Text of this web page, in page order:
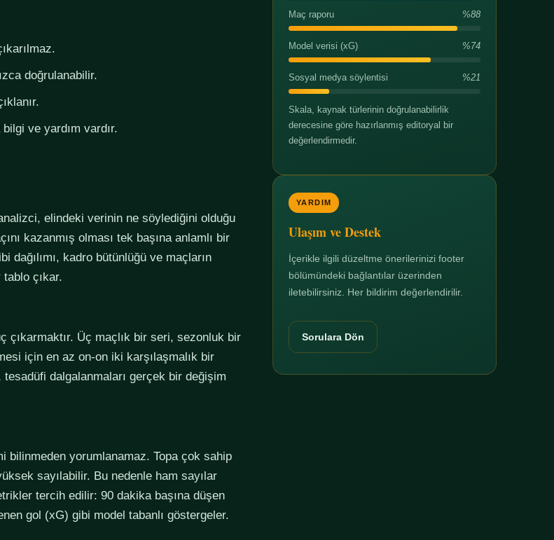
doğrulanabilir.
ve yardım vardır.
elindeki verinin ne söylediğini olduğu
kazanmış olması tek başına anlamlı bir
kadro bütünlüğü ve maçların
tablo çıkar.
çıkarmaktır. Üç maçlık bir seri, sezonluk bir
için en az on-on iki karşılaşmalık bir
dalgalanmaları gerçek bir değişim
bilinmeden yorumlanamaz. Topa çok sahip
sayılabilir. Bu nedenle ham sayılar
tercih edilir: 90 dakika başına düşen
gol (xG) gibi model tabanlı göstergeler.
Maç raporu %88
Model verisi (xG) %74
Sosyal medya söylentisi %21
Skala, kaynak türlerinin doğrulanabilirlik
derecesine göre hazırlanmış editoryal bir
değerlendirmedir.
YARDIM
Ulaşım ve Destek
İçerikle ilgili düzeltme önerilerinizi footer
bölümündeki bağlantılar üzerinden
iletebilirsiniz. Her bildirim değerlendirilir.
Sorulara Dön